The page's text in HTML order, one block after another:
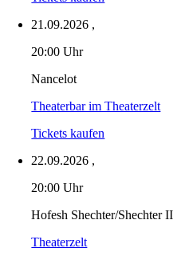
21.09.2026 ,
20:00 Uhr
Nancelot
Theaterbar im Theaterzelt
Tickets kaufen
22.09.2026 ,
20:00 Uhr
Hofesh Shechter/Shechter II
Theaterzelt